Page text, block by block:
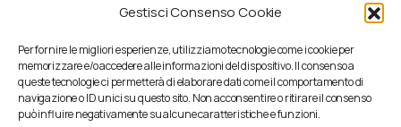
Gestisci Consenso Cookie
Per fornire le migliori esperienze, utilizziamo tecnologie come i cookie per
memorizzare e/o accedere alle informazioni del dispositivo. Il consenso a
queste tecnologie ci permetterà di elaborare dati come il comportamento di
navigazione o ID unici su questo sito. Non acconsentire o ritirare il consenso
può influire negativamente su alcune caratteristiche e funzioni.
Durc
Pec